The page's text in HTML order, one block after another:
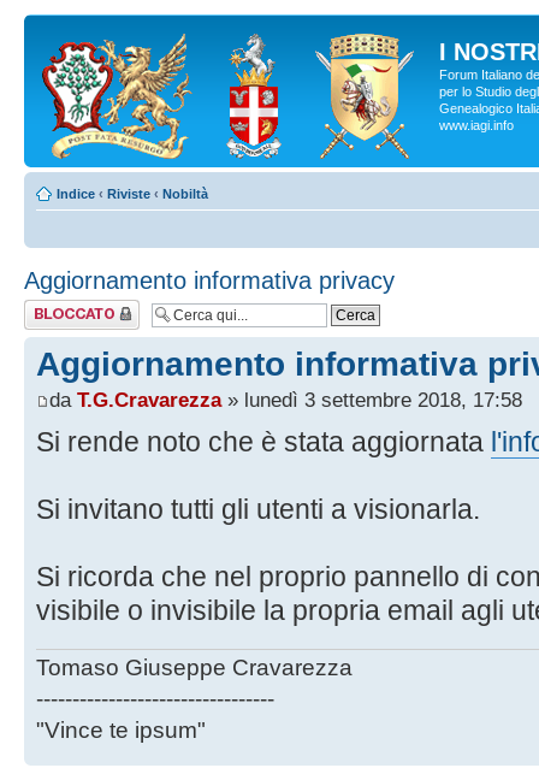
I
Forum Italiano
per lo Studio
Genealogico
www.iagi.info
Indice ‹ Riviste ‹ Nobiltà
Aggiornamento informativa privacy
Argomento
bloccato
Aggiornamento informativa
da T.G.Cravarezza» lunedì 3 settembre 2018, 17:58
Si rende noto che è stata aggiornata
Si invitano tutti gli utenti a visionarla.
Si ricorda che nel proprio pannello di
visibile o invisibile la propria email agli
Tomaso Giuseppe Cravarezza
---------------------------------
"Vince te ipsum"